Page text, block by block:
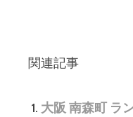
関連記事
大阪 南森町 ラ